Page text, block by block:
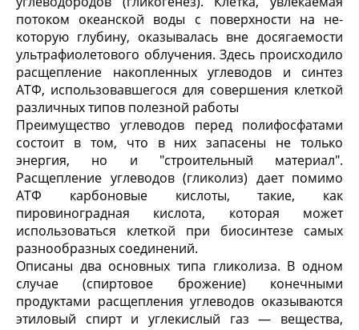
потоком океанской воды с поверхности на не­
которую глубину, оказывалась вне досягаемости
ультрафиолетового облучения. Здесь происходи­ло
расщепление накопленных углеводов и синтез
АТФ, использовавшегося для совершения клеткой
различных типов полезной работы
Преимущество углеводов перед полифосфатами
со­стоит в том, что в них запасены не только
энергия, но и "строительный материал".
Расщепление угле­водов (гликолиз) дает помимо
АТФ карбоновые кислоты, такие, как
пировиноградная кислота, ко­торая может
использоваться клеткой при биосинте­зе самых
разнообразных соединений.
Описаны два основных типа гликолиза. В одном
случае (спиртовое брожение) конечными
продукта­ми расщепления углеводов оказываются
этиловый спирт и углекислый газ — вещества,